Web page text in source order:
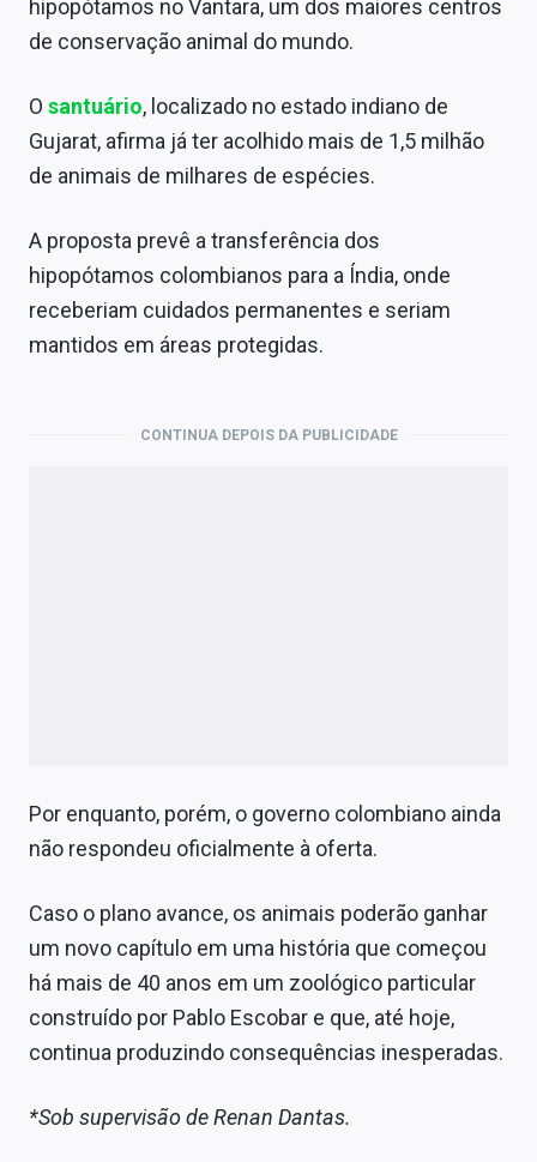
hipopótamos no Vantara, um dos maiores centros
de conservação animal do mundo.
O santuário, localizado no estado indiano de
Gujarat, afirma já ter acolhido mais de 1,5 milhão
de animais de milhares de espécies.
A proposta prevê a transferência dos
hipopótamos colombianos para a Índia, onde
receberiam cuidados permanentes e seriam
mantidos em áreas protegidas.
CONTINUA DEPOIS DA PUBLICIDADE
Por enquanto, porém, o governo colombiano ainda
não respondeu oficialmente à oferta.
Caso o plano avance, os animais poderão ganhar
um novo capítulo em uma história que começou
há mais de 40 anos em um zoológico particular
construído por Pablo Escobar e que, até hoje,
continua produzindo consequências inesperadas.
*Sob supervisão de Renan Dantas.